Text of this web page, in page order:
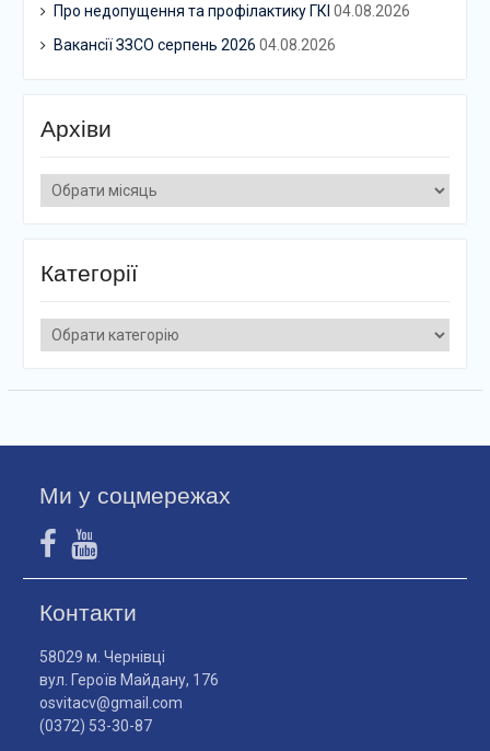
Про недопущення та профілактику ГКІ 04.08.2026
Вакансії ЗЗСО серпень 2026 04.08.2026
Архіви
Архіви
Категорії
Категорії
Ми у соцмережах
Контакти
58029 м. Чернівці
вул. Героїв Майдану, 176
osvitacv@gmail.com
(0372) 53-30-87